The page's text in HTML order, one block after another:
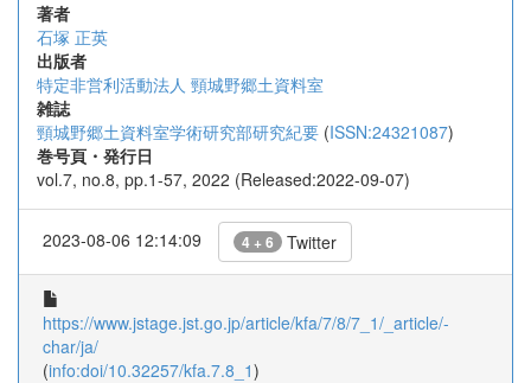
著者
石塚 正英
出版者
特定非営利活動法人 頸城野郷土資料室
雑誌
頸城野郷土資料室学術研究部研究紀要 (ISSN:24321087)
巻号頁・発行日
vol.7, no.8, pp.1-57, 2022 (Released:2022-09-07)
2023-08-06 12:14:09 4 + 6 Twitter
https://www.jstage.jst.go.jp/article/kfa/7/8/7_1/_article/-
char/ja/
(info:doi/10.32257/kfa.7.8_1)